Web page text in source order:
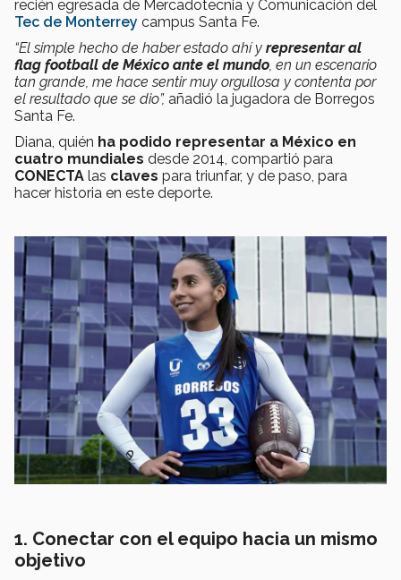
recién egresada de Mercadotecnia y Comunicación del
Tec de Monterrey campus Santa Fe.
“El simple hecho de haber estado ahí y representar al
flag football de México ante el mundo , en un escenario
tan grande, me hace sentir muy orgullosa y contenta por
el resultado que se dio”, añadió la jugadora de Borregos
Santa Fe.
Diana, quién ha podido representar a México en
cuatro mundiales desde 2014, compartió para
CONECTA las claves para triunfar, y de paso, para
hacer historia en este deporte.
1. Conectar con el equipo hacia un mismo
objetivo